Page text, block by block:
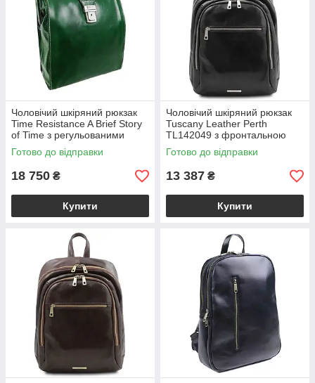
Чоловічий шкіряний рюкзак
Time Resistance A Brief Story
of Time з регульованими
лямками, зелений
BS5216601
Готово до відправки
18 750 ₴
Купити
Чоловічий шкіряний рюкзак
Tuscany Leather Perth
TL142049 з фронтальною
кишенею на блискавці,
чорний BS2049_1_2
Готово до відправки
13 387 ₴
Купити